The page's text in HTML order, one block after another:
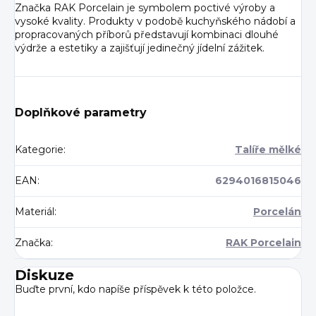
Značka RAK Porcelain je symbolem poctivé výroby a
vysoké kvality. Produkty v podobě kuchyňského nádobí a
propracovaných příborů představují kombinaci dlouhé
výdrže a estetiky a zajišťují jedinečný jídelní zážitek.
Doplňkové parametry
Kategorie: Talíře mělké
EAN: 6294016815046
Materiál: Porcelán
Značka: RAK Porcelain
Diskuze
Buďte první, kdo napíše příspěvek k této položce.